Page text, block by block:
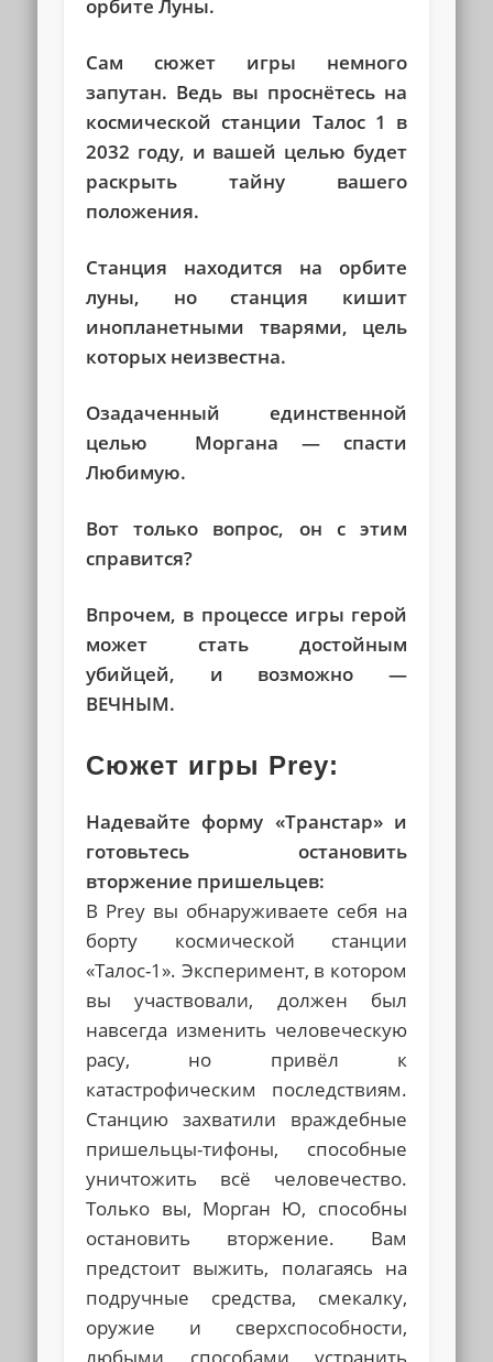
орбите Луны.
Сам сюжет игры немного
запутан. Ведь вы проснётесь на
космической станции Талос 1 в
2032 году, и вашей целью будет
раскрыть тайну вашего
положения.
Станция находится на орбите
луны, но станция кишит
инопланетными тварями, цель
которых неизвестна.
Озадаченный единственной
целью Моргана — спасти
Любимую.
Вот только вопрос, он с этим
справится?
Впрочем, в процессе игры герой
может стать достойным
убийцей, и возможно —
ВЕЧНЫМ.
Сюжет игры Prey:
Надевайте форму «Транстар» и
готовьтесь остановить
вторжение пришельцев:
В Prey вы обнаруживаете себя на
борту космической станции
«Талос-1». Эксперимент, в котором
вы участвовали, должен был
навсегда изменить человеческую
расу, но привёл к
катастрофическим последствиям.
Станцию захватили враждебные
пришельцы-тифоны, способные
уничтожить всё человечество.
Только вы, Морган Ю, способны
остановить вторжение. Вам
предстоит выжить, полагаясь на
подручные средства, смекалку,
оружие и сверхспособности,
любыми способами устранить